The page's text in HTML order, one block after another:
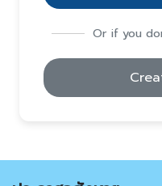
Or if you